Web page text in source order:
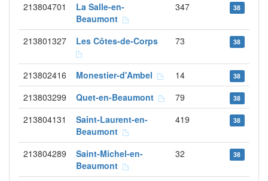
213804701
La Salle-en-
Beaumont
347 38
213801327 Les Côtes-de-Corps 73 38
213802416 Monestier-d'Ambel 14 38
213803299 Quet-en-Beaumont 79 38
213804131
Saint-Laurent-en-
Beaumont
419 38
213804289
Saint-Michel-en-
Beaumont
32 38